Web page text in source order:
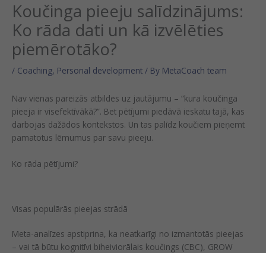
Koučinga pieeju salīdzinājums:
Ko rāda dati un kā izvēlēties
piemērotāko?
/ Coaching, Personal development / By MetaCoach team
Nav vienas pareizās atbildes uz jautājumu – “kura koučinga
pieeja ir visefektīvākā?”. Bet pētījumi piedāvā ieskatu tajā, kas
darbojas dažādos kontekstos. Un tas palīdz koučiem pieņemt
pamatotus lēmumus par savu pieeju.
Ko rāda pētījumi?
Visas populārās pieejas strādā
Meta-analīzes apstiprina, ka neatkarīgi no izmantotās pieejas
– vai tā būtu kognitīvi biheiviorālais koučings (CBC), GROW